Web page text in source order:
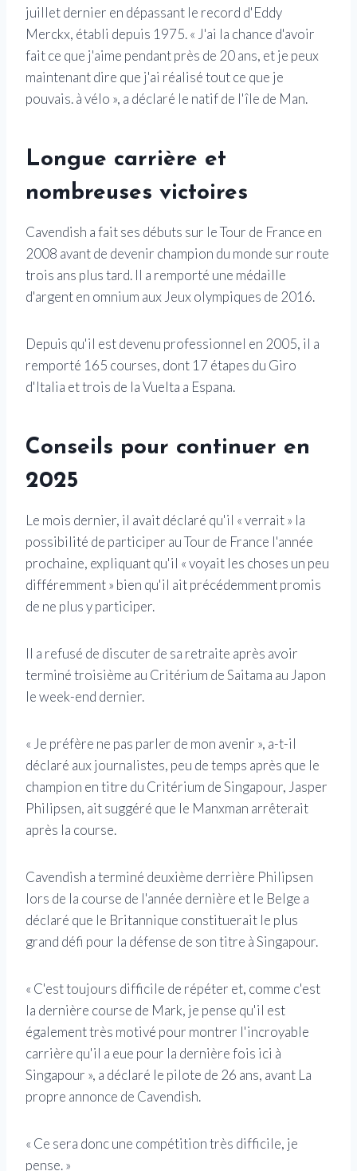
juillet dernier en dépassant le record d'Eddy
Merckx, établi depuis 1975. « J'ai la chance d'avoir
fait ce que j'aime pendant près de 20 ans, et je peux
maintenant dire que j'ai réalisé tout ce que je
pouvais. à vélo », a déclaré le natif de l'île de Man.
Longue carrière et
nombreuses victoires
Cavendish a fait ses débuts sur le Tour de France en
2008 avant de devenir champion du monde sur route
trois ans plus tard. Il a remporté une médaille
d'argent en omnium aux Jeux olympiques de 2016.
Depuis qu'il est devenu professionnel en 2005, il a
remporté 165 courses, dont 17 étapes du Giro
d'Italia et trois de la Vuelta a Espana.
Conseils pour continuer en
2025
Le mois dernier, il avait déclaré qu'il « verrait » la
possibilité de participer au Tour de France l'année
prochaine, expliquant qu'il « voyait les choses un peu
différemment » bien qu'il ait précédemment promis
de ne plus y participer.
Il a refusé de discuter de sa retraite après avoir
terminé troisième au Critérium de Saitama au Japon
le week-end dernier.
« Je préfère ne pas parler de mon avenir », a-t-il
déclaré aux journalistes, peu de temps après que le
champion en titre du Critérium de Singapour, Jasper
Philipsen, ait suggéré que le Manxman arrêterait
après la course.
Cavendish a terminé deuxième derrière Philipsen
lors de la course de l'année dernière et le Belge a
déclaré que le Britannique constituerait le plus
grand défi pour la défense de son titre à Singapour.
« C'est toujours difficile de répéter et, comme c'est
la dernière course de Mark, je pense qu'il est
également très motivé pour montrer l'incroyable
carrière qu'il a eue pour la dernière fois ici à
Singapour », a déclaré le pilote de 26 ans, avant La
propre annonce de Cavendish.
« Ce sera donc une compétition très difficile, je
pense. »